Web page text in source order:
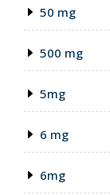
50 mg
500 mg
5mg
6 mg
6mg